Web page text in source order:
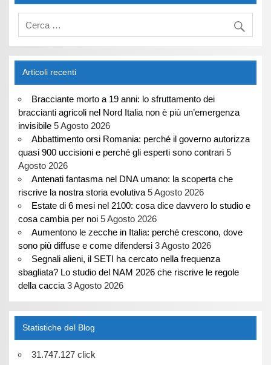
Articoli recenti
Bracciante morto a 19 anni: lo sfruttamento dei
braccianti agricoli nel Nord Italia non è più un’emergenza
invisibile 5 Agosto 2026
Abbattimento orsi Romania: perché il governo autorizza
quasi 900 uccisioni e perché gli esperti sono contrari 5
Agosto 2026
Antenati fantasma nel DNA umano: la scoperta che
riscrive la nostra storia evolutiva 5 Agosto 2026
Estate di 6 mesi nel 2100: cosa dice davvero lo studio e
cosa cambia per noi 5 Agosto 2026
Aumentono le zecche in Italia: perché crescono, dove
sono più diffuse e come difendersi 3 Agosto 2026
Segnali alieni, il SETI ha cercato nella frequenza
sbagliata? Lo studio del NAM 2026 che riscrive le regole
della caccia 3 Agosto 2026
Statistiche del Blog
31.747.127 click